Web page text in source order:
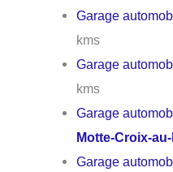
Garage
kms
Garage
kms
Garage
Motte-Croix-
Garage